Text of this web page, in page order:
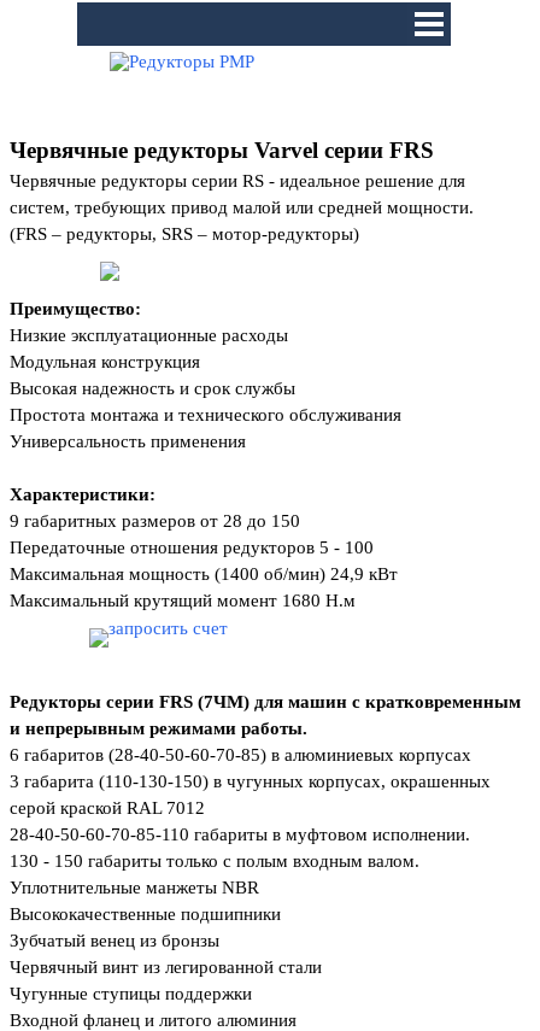
Перейти к контенту
Червячные редукторы Varvel серии FRS
Червячные редукторы серии RS - идеальное решение для
систем, требующих привод малой или средней мощности.
(FRS – редукторы, SRS – мотор-редукторы)
Преимущество:
Низкие эксплуатационные расходы
Модульная конструкция
Высокая надежность и срок службы
Простота монтажа и технического обслуживания
Универсальность применения
Характеристики:
9 габаритных размеров от 28 до 150
Передаточные отношения редукторов 5 - 100
Максимальная мощность (1400 об/мин) 24,9 кВт
Максимальный крутящий момент 1680 Н.м
Редукторы серии FRS (7ЧМ) для машин с кратковременным
и непрерывным режимами работы.
6 габаритов (28-40-50-60-70-85) в алюминиевых корпусах
3 габарита (110-130-150) в чугунных корпусах, окрашенных
серой краской RAL 7012
28-40-50-60-70-85-110 габариты в муфтовом исполнении.
130 - 150 габариты только с полым входным валом.
Уплотнительные манжеты NBR
Высококачественные подшипники
Зубчатый венец из бронзы
Червячный винт из легированной стали
Чугунные ступицы поддержки
Входной фланец и литого алюминия